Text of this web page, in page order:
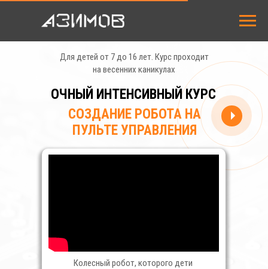
НАШИ КУРСЫ
СТОИМОСТЬ
ЗАНЯТИЙ
ЗАКАЗАТЬ ЗВОНОК
ОЧНЫЙ ИНТЕНСИВНЫЙ КУРС
Для детей от 7 до 16 лет. Курс проходит
на весенних каникулах
Колесный робот, которого дети
СОЗДАНИЕ РОБОТА НА
ПУЛЬТЕ УПРАВЛЕНИЯ